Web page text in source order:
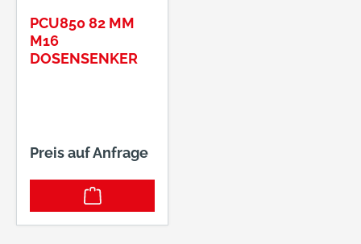
PCU850 82 MM
M16
DOSENSENKER
Preis auf Anfrage